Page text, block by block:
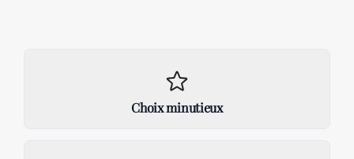
Choix minutieux